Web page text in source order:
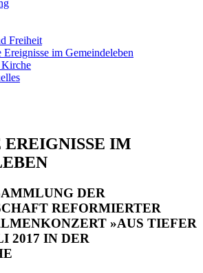
Freiheit
Ereignisse im Gemeindeleben
EREIGNISSE IM
DER
REFORMIERTER
»AUS TIEFER
2017 IN DER